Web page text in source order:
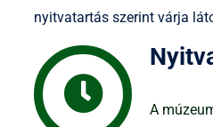
nyitvatartás szerint várja
A